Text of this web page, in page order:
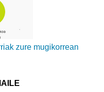
zure mugikorrean